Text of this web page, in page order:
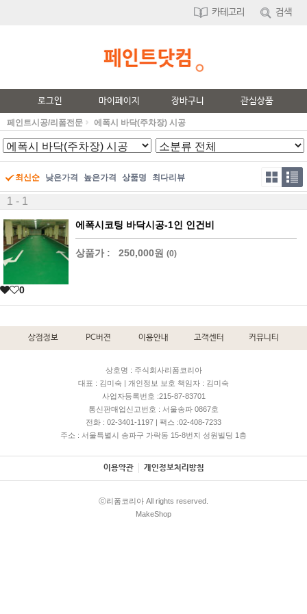
카테고리 검색
로그인 마이페이지 장바구니 관심상품
페인트시공/리폼전문 에폭시 바닥(주차장) 시공
최신순 낮은가격 높은가격 상품명 최다리뷰
1 - 1
에폭시코팅 바닥시공-1인 인건비
상품가 : 250,000원 (0)
0
상점정보 PC버젼 이용안내 고객센터 커뮤니티
상호명 : 주식회사리폼코리아
대표 : 김미숙 | 개인정보 보호 책임자 : 김미숙
사업자등록번호 :215-87-83701
통신판매업신고번호 : 서울송파 0867호
전화 : 02-3401-1197 | 팩스 :02-408-7233
주소 : 서울특별시 송파구 가락동 15-8번지 성원빌딩 1층
이용약관 개인정보처리방침
ⓒ리폼코리아 All rights reserved.
MakeShop